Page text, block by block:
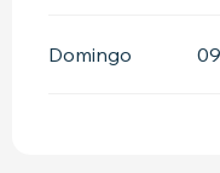
Domingo